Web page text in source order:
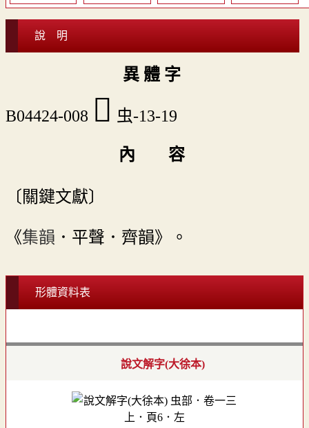
說 明
異 體 字
B04424-008 󸧗 虫-13-19
內 容
〔關鍵文獻〕
《集韻 ．平聲．齊韻》。
形體資料表
說文解字(大徐本)